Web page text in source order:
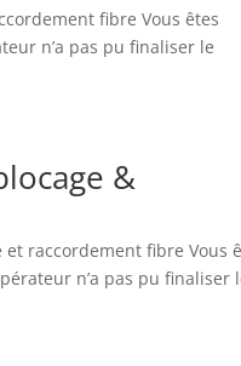
fibre Vous êtes
n’a pas pu finaliser le
&
et raccordement fibre Vous
n’a pas pu finaliser